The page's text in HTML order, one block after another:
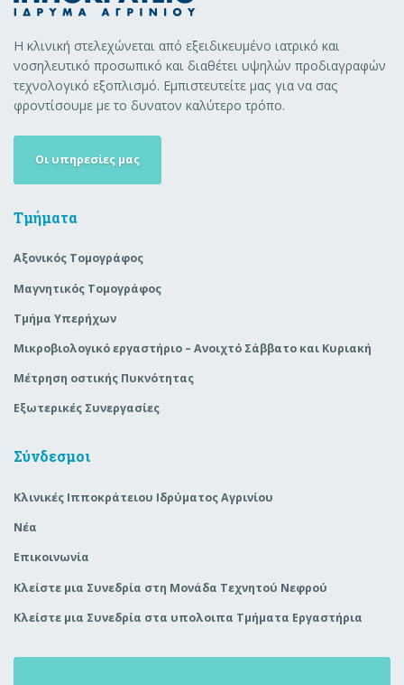
Η κλινική στελεχώνεται από εξειδικευμένο ιατρικό και
νοσηλευτικό προσωπικό και διαθέτει υψηλών προδιαγραφών
τεχνολογικό εξοπλισμό. Εμπιστευτείτε μας για να σας
φροντίσουμε με το δυνατον καλύτερο τρόπο.
Οι υπηρεσίες μας
Τμήματα
Αξονικός Τομογράφος
Μαγνητικός Τομογράφος
Τμήμα Υπερήχων
Μικροβιολογικό εργαστήριο – Ανοιχτό Σάββατο και Κυριακή
Μέτρηση οστικής Πυκνότητας
Εξωτερικές Συνεργασίες
Σύνδεσμοι
Κλινικές Ιπποκράτειου Ιδρύματος Αγρινίου
Νέα
Επικοινωνία
Κλείστε μια Συνεδρία στη Μονάδα Τεχνητού Νεφρού
Κλείστε μια Συνεδρία στα υπολοιπα Τμήματα Εργαστήρια